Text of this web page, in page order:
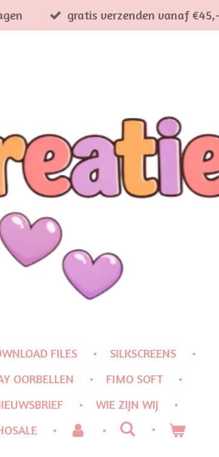
gratis verzenden vanaf
FILES
SILKSCREENS
OORBELLEN
FIMO SOFT
WIE ZIJN WIJ